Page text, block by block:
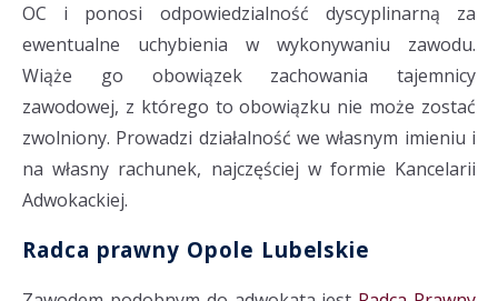
OC i ponosi odpowiedzialność dyscyplinarną za
ewentualne uchybienia w wykonywaniu zawodu.
Wiąże go obowiązek zachowania tajemnicy
zawodowej, z którego to obowiązku nie może zostać
zwolniony. Prowadzi działalność we własnym imieniu i
na własny rachunek, najczęściej w formie Kancelarii
Adwokackiej.
Radca prawny Opole Lubelskie